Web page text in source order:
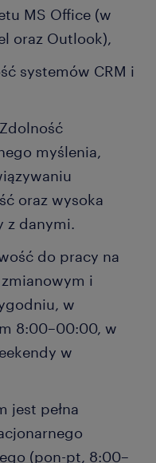
MS Office (w
oraz Outlook),
systemów CRM i
myślenia,
oraz wysoka
z danymi.
do pracy na
i
w
8:00–00:00, w
w
jest pełna
(pon-pt, 8:00–